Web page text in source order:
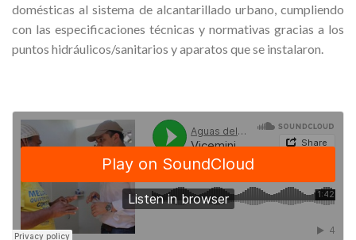
domésticas al sistema de alcantarillado urbano, cumpliendo
con las especificaciones técnicas y normativas gracias a los
puntos hidráulicos/sanitarios y aparatos que se instalaron.